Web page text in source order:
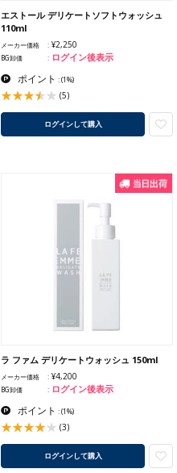
エストール デリケートソフトウォッシュ
110ml
メーカー価格 ¥2,250
BG卸価 ログイン後表示
ポイント :(1%)
(5)
ログインして購入
ラ ファム デリケートウォッシュ 150ml
メーカー価格 ¥4,200
BG卸価 ログイン後表示
ポイント :(1%)
(3)
ログインして購入